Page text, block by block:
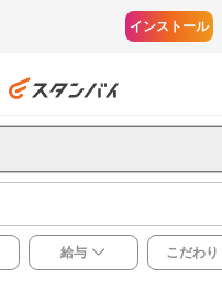
インストール
給与 こだわり